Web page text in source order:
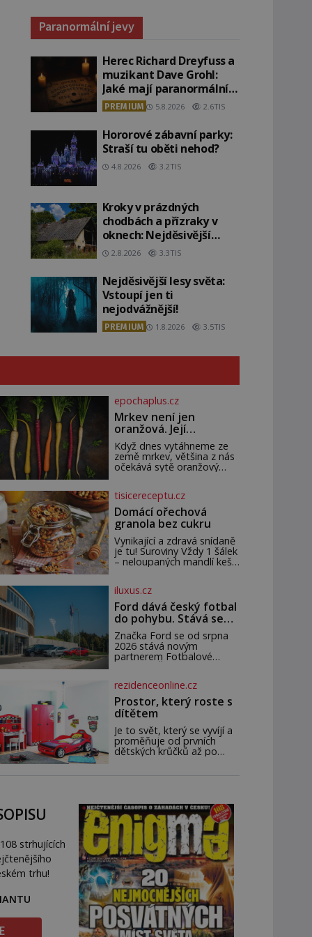
Paranormální jevy
Herec Richard Dreyfuss a
muzikant Dave Grohl:
Jaké mají paranormální
zážitky?
PREMIUM 5.8.2026 2.6TIS
Hororové zábavní parky:
Straší tu oběti nehod?
4.8.2026 3.2TIS
Kroky v prázdných
chodbách a přízraky v
oknech: Nejděsivější
domy v Česku budí hrůzu
2.8.2026 3.3TIS
Nejděsivější lesy světa:
Vstoupí jen ti
nejodvážnější!
PREMIUM 1.8.2026 3.5TIS
epochaplus.cz
Mrkev není jen
oranžová. Její
neuvěřitelný příběh
začíná fialovou barvou
Když dnes vytáhneme ze
země mrkev, většina z nás
očekává sytě oranžový
možné, jen ne oranžová. Je
fialová, žlutá, bílá, někdy
dokonce téměř černá. Až
díky stovkám let pečlivého
šlechtění se z ní stává
zelenina, bez které si
českou zahradu ani
nedokážeme představit.
tisicereceptu.cz
Domácí ořechová
granola bez cukru
Vynikající a zdravá snídaně
je tu! Suroviny Vždy 1 šálek
– neloupaných mandlí kešu
semínek dýně rozinek 3
šálky ovesných vloček 1
lžíce mlet
iluxus.cz
Ford dává český fotbal
do pohybu. Stává se
novým partnerem
FAČR
Značka Ford se od srpna
2026 stává novým
partnerem Fotbalové
zajistí mobilitu asociace,
reprezentačních týmů i
českého fotbalu v
regionech. Partner
rezidenceonline.cz
Prostor, který roste s
dítětem
Je to svět, který se vyvíjí a
proměňuje od prvních
dětských krůčků až po
reaguje na každou etapu
života a specifické potřeby
dítěte. Pro nejmenší je
klíčová jednoduchost,
měkkost a bezpečí, proto
by pokoj miminka měl
působit především klidně a
útulně. Předškolní věk je
strhujících
trhu!